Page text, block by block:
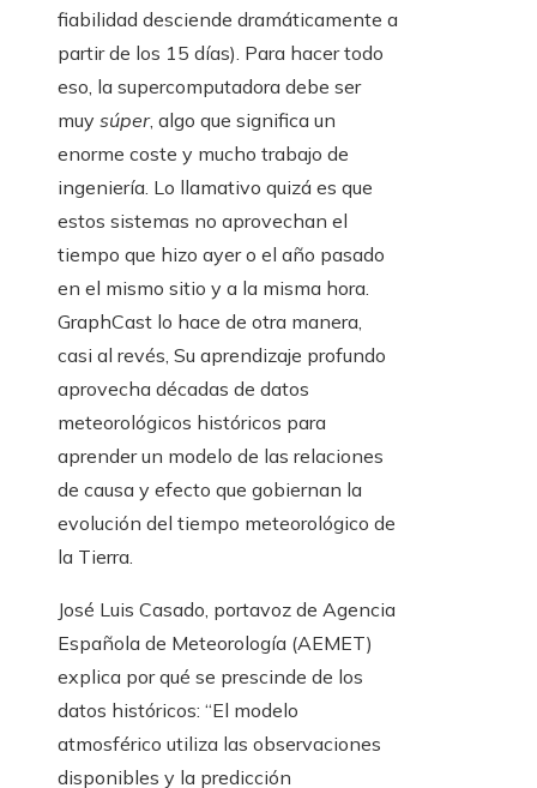
fiabilidad desciende dramáticamente a
partir de los 15 días). Para hacer todo
eso, la supercomputadora debe ser
muy súper, algo que significa un
enorme coste y mucho trabajo de
ingeniería. Lo llamativo quizá es que
estos sistemas no aprovechan el
tiempo que hizo ayer o el año pasado
en el mismo sitio y a la misma hora.
GraphCast lo hace de otra manera,
casi al revés, Su aprendizaje profundo
aprovecha décadas de datos
meteorológicos históricos para
aprender un modelo de las relaciones
de causa y efecto que gobiernan la
evolución del tiempo meteorológico de
la Tierra.
José Luis Casado, portavoz de Agencia
Española de Meteorología (AEMET)
explica por qué se prescinde de los
datos históricos: “El modelo
atmosférico utiliza las observaciones
disponibles y la predicción